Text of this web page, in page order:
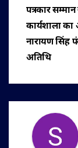
पत्रकार
कार्यशाला
नारायण सिंह
अतिथि